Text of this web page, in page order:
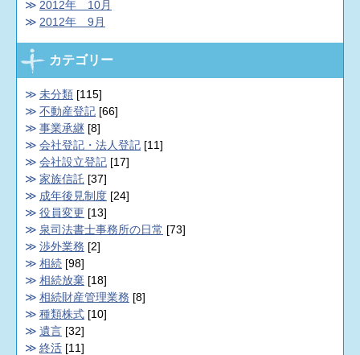
2012年 10月
2012年 9月
カテゴリー
未分類 [115]
不動産登記 [66]
事業承継 [8]
会社登記・法人登記 [11]
会社設立登記 [17]
家族信託 [37]
成年後見制度 [24]
役員変更 [13]
泉司法書士事務所の日常 [73]
渉外業務 [2]
相続 [98]
相続放棄 [18]
相続財産管理業務 [8]
種類株式 [10]
遺言 [32]
終活 [11]